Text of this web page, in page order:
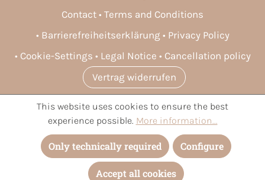
Contact
Terms and Conditions
Barrierefreiheitserklärung
Privacy Policy
Cookie-Settings
Legal Notice
Cancellation policy
Vertrag widerrufen
* All prices incl. VAT plusshipping costsand possible delivery
charges, if not stated otherwise.
This website uses cookies to ensure the best
experience possible. More information...
Only technically required Configure
Accept all cookies